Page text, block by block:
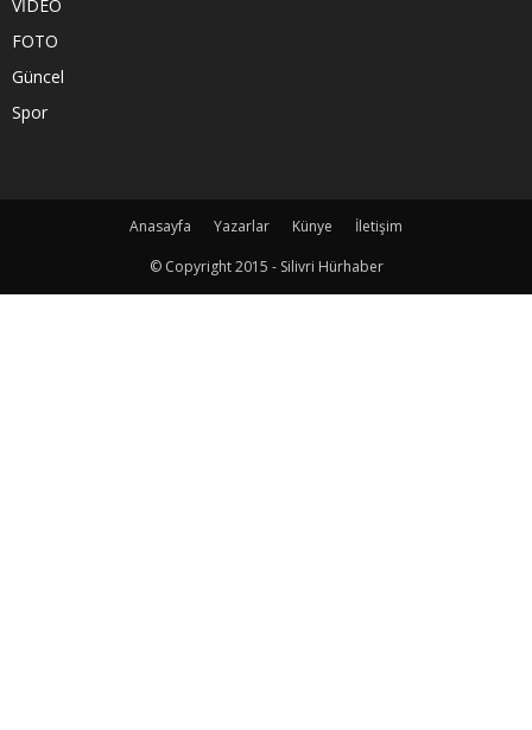
VİDEO
FOTO
Güncel
Spor
Anasayfa Yazarlar Künye
İletişim
© Copyright 2015 - Silivri Hürhaber